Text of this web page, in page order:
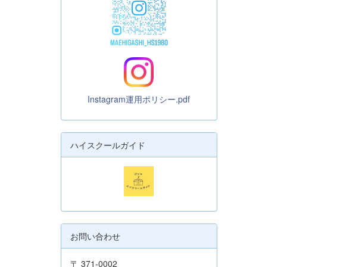
Instagram運用ポリシー.pdf
ハイスクールガイド
お問い合わせ
〒 371-0002